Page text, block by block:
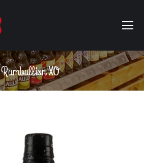
Rumbullion XO
Vous êtes ici :